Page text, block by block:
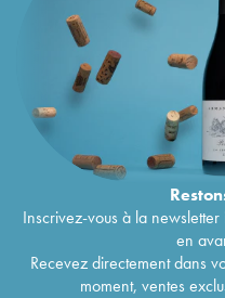
Inscrivez-vous à la
en
Recevez directement dans
moment, ventes